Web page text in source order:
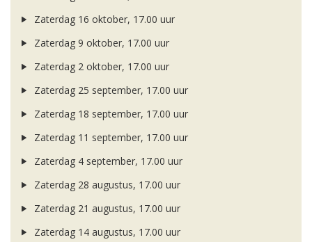
Zaterdag 16 oktober, 17.00 uur
Zaterdag 9 oktober, 17.00 uur
Zaterdag 2 oktober, 17.00 uur
Zaterdag 25 september, 17.00 uur
Zaterdag 18 september, 17.00 uur
Zaterdag 11 september, 17.00 uur
Zaterdag 4 september, 17.00 uur
Zaterdag 28 augustus, 17.00 uur
Zaterdag 21 augustus, 17.00 uur
Zaterdag 14 augustus, 17.00 uur